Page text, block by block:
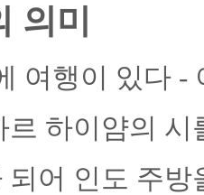
의미
여행이 있다
르 하이얌의
되어 인도 주방